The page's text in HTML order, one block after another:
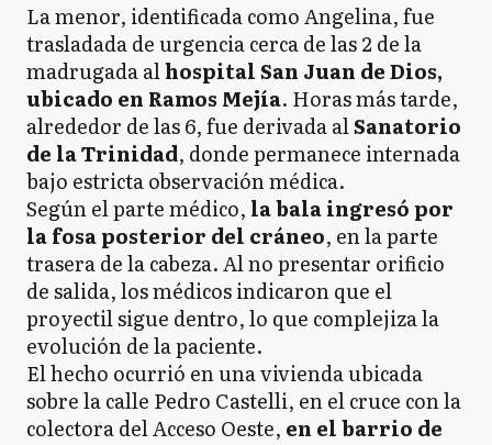
La menor, identificada como Angelina, fue
trasladada de urgencia cerca de las 2 de la
madrugada alhospital San Juan de Dios,
ubicado en Ramos Mejía. Horas más tarde,
alrededor de las 6, fue derivada alSanatorio
de la Trinidad, donde permanece internada
bajo estricta observación médica.
Según el parte médico, la bala ingresó por
la fosa posterior del cráneo, en la parte
trasera de la cabeza. Al no presentar orificio
de salida, los médicos indicaron que el
proyectil sigue dentro, lo que complejiza la
evolución de la paciente.
El hecho ocurrió en una vivienda ubicada
sobre la calle Pedro Castelli, en el cruce con la
colectora del Acceso Oeste, en el barrio de